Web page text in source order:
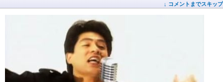
↓ コメントまでスキップ